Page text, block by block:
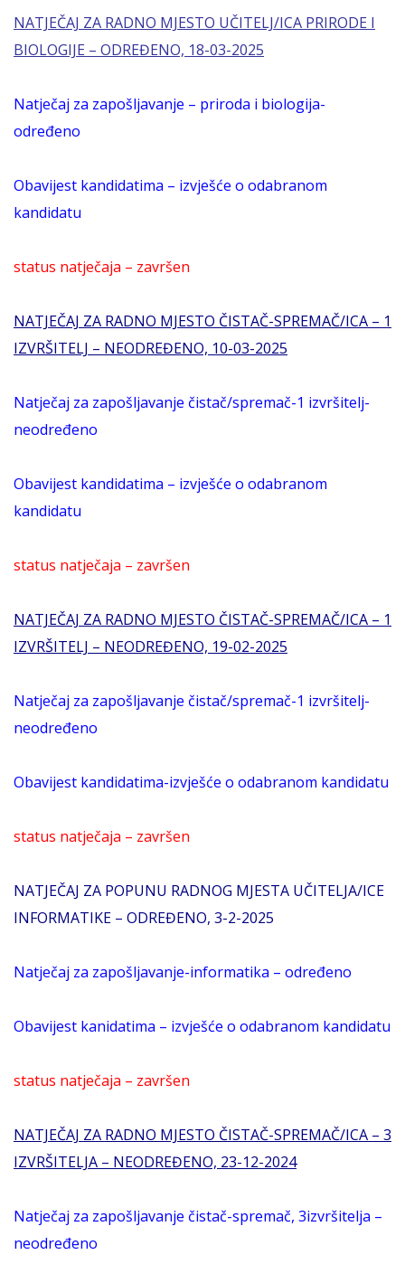
NATJEČAJ ZA RADNO MJESTO UČITELJ/ICA PRIRODE I
BIOLOGIJE – ODREĐENO, 18-03-2025
Natječaj za zapošljavanje – priroda i biologija-
određeno
Obavijest kandidatima – izvješće o odabranom
kandidatu
status natječaja – završen
NATJEČAJ ZA RADNO MJESTO ČISTAČ-SPREMAČ/ICA – 1
IZVRŠITELJ – NEODREĐENO, 10-03-2025
Natječaj za zapošljavanje čistač/spremač-1 izvršitelj-
neodređeno
Obavijest kandidatima – izvješće o odabranom
kandidatu
status natječaja – završen
NATJEČAJ ZA RADNO MJESTO ČISTAČ-SPREMAČ/ICA – 1
IZVRŠITELJ – NEODREĐENO, 19-02-2025
Natječaj za zapošljavanje čistač/spremač-1 izvršitelj-
neodređeno
Obavijest kandidatima-izvješće o odabranom kandidatu
status natječaja – završen
NATJEČAJ ZA POPUNU RADNOG MJESTA UČITELJA/ICE
INFORMATIKE – ODREĐENO, 3-2-2025
Natječaj za zapošljavanje-informatika – određeno
Obavijest kanidatima – izvješće o odabranom kandidatu
status natječaja – završen
NATJEČAJ ZA RADNO MJESTO ČISTAČ-SPREMAČ/ICA – 3
IZVRŠITELJA – NEODREĐENO, 23-12-2024
Natječaj za zapošljavanje čistač-spremač, 3izvršitelja –
neodređeno